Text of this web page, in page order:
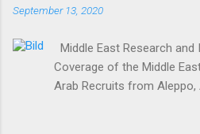
September 13, 2020
Middle East Research
Coverage of the Middle
Arab Recruits from Aleppo,
Austin Holmes In: 295